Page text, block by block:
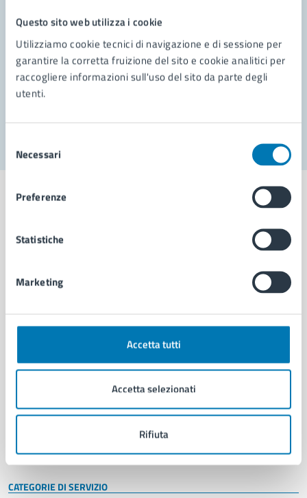
Questo sito web utilizza i cookie
Utilizziamo cookie tecnici di navigazione e di sessione per
garantire la corretta fruizione del sito e cookie analitici per
raccogliere informazioni sull'uso del sito da parte degli
utenti.
delNecessari
Preferenze
Statistiche
Marketing
Accetta tutti
Accetta selezionati
Rifiuta
Richiedi assistenza
Prenota appuntamento
Problemi in città
Comune di Napoli
AMMINISTRAZIONE
Organi di governo
Enti e fondazioni
Personale amministrativo
Intranet, posta aziendale e protocollo
CATEGORIE DI SERVIZIO